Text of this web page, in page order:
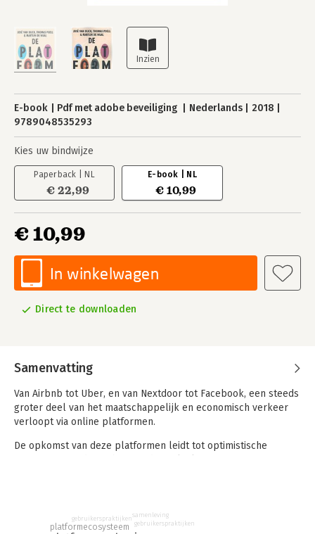
E-book Pdf met adobe beveiliging Nederlands
2018
9789048535293
Kies uw bindwijze
Paperback | NL
€ 22,99
E-book | NL
€ 10,99
€ 10,99
In winkelwagen
Direct te downloaden
Samenvatting
Van Airbnb tot Uber, en van Nextdoor tot Facebook, een steeds
groter deel van het maatschappelijk en economisch verkeer
verloopt via online platformen.
De opkomst van deze platformen leidt tot optimistische
belofte: minder overhead en minder overheid.
platformecosysteem
gebruikerspraktijkensamenleving
gebruikerspraktijken